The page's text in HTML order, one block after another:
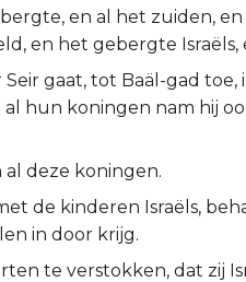
en al het zuiden,
en het gebergte Israëls,
gaat, tot Baäl-gad toe,
hun koningen nam hij
deze koningen.
de kinderen Israëls,
in door krijg.
te verstokken, dat zij